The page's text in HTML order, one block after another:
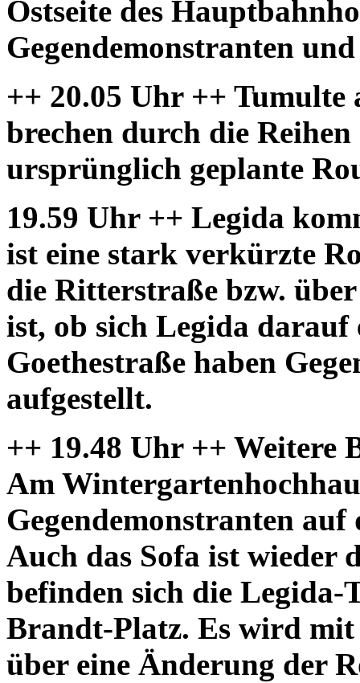
Ostseite des
Gegendemonstranten
++ 20.05 Uhr ++
brechen durch die
ursprünglich geplante
19.59 Uhr ++ Legida
ist eine stark verkürzte
die Ritterstraße bzw.
ist, ob sich Legida darauf
Goethestraße haben
aufgestellt.
++ 19.48 Uhr ++ Weitere
Am
Gegendemonstranten
Auch das Sofa ist wieder
befinden sich die
Brandt-Platz. Es wird mit
über eine Änderung der